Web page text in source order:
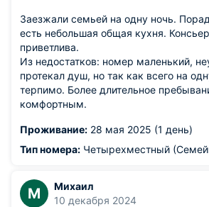
Заезжали семьей на одну ночь.
есть небольшая общая кухня.
приветлива.
Из недостатков: номер маленький,
протекал душ, но так как всего на
терпимо. Более длительное
комфортным.
Проживание: 28 мая 2025 (1 день)
Тип номера: Четырехместный
М
Михаил
10 декабря 2024